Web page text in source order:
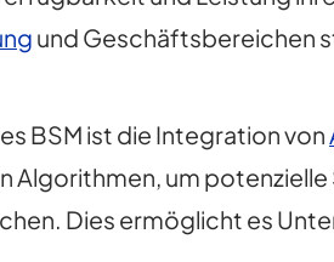
und Geschäftsbereichen
BSM ist die Integration von
Algorithmen, um
Dies ermöglicht es